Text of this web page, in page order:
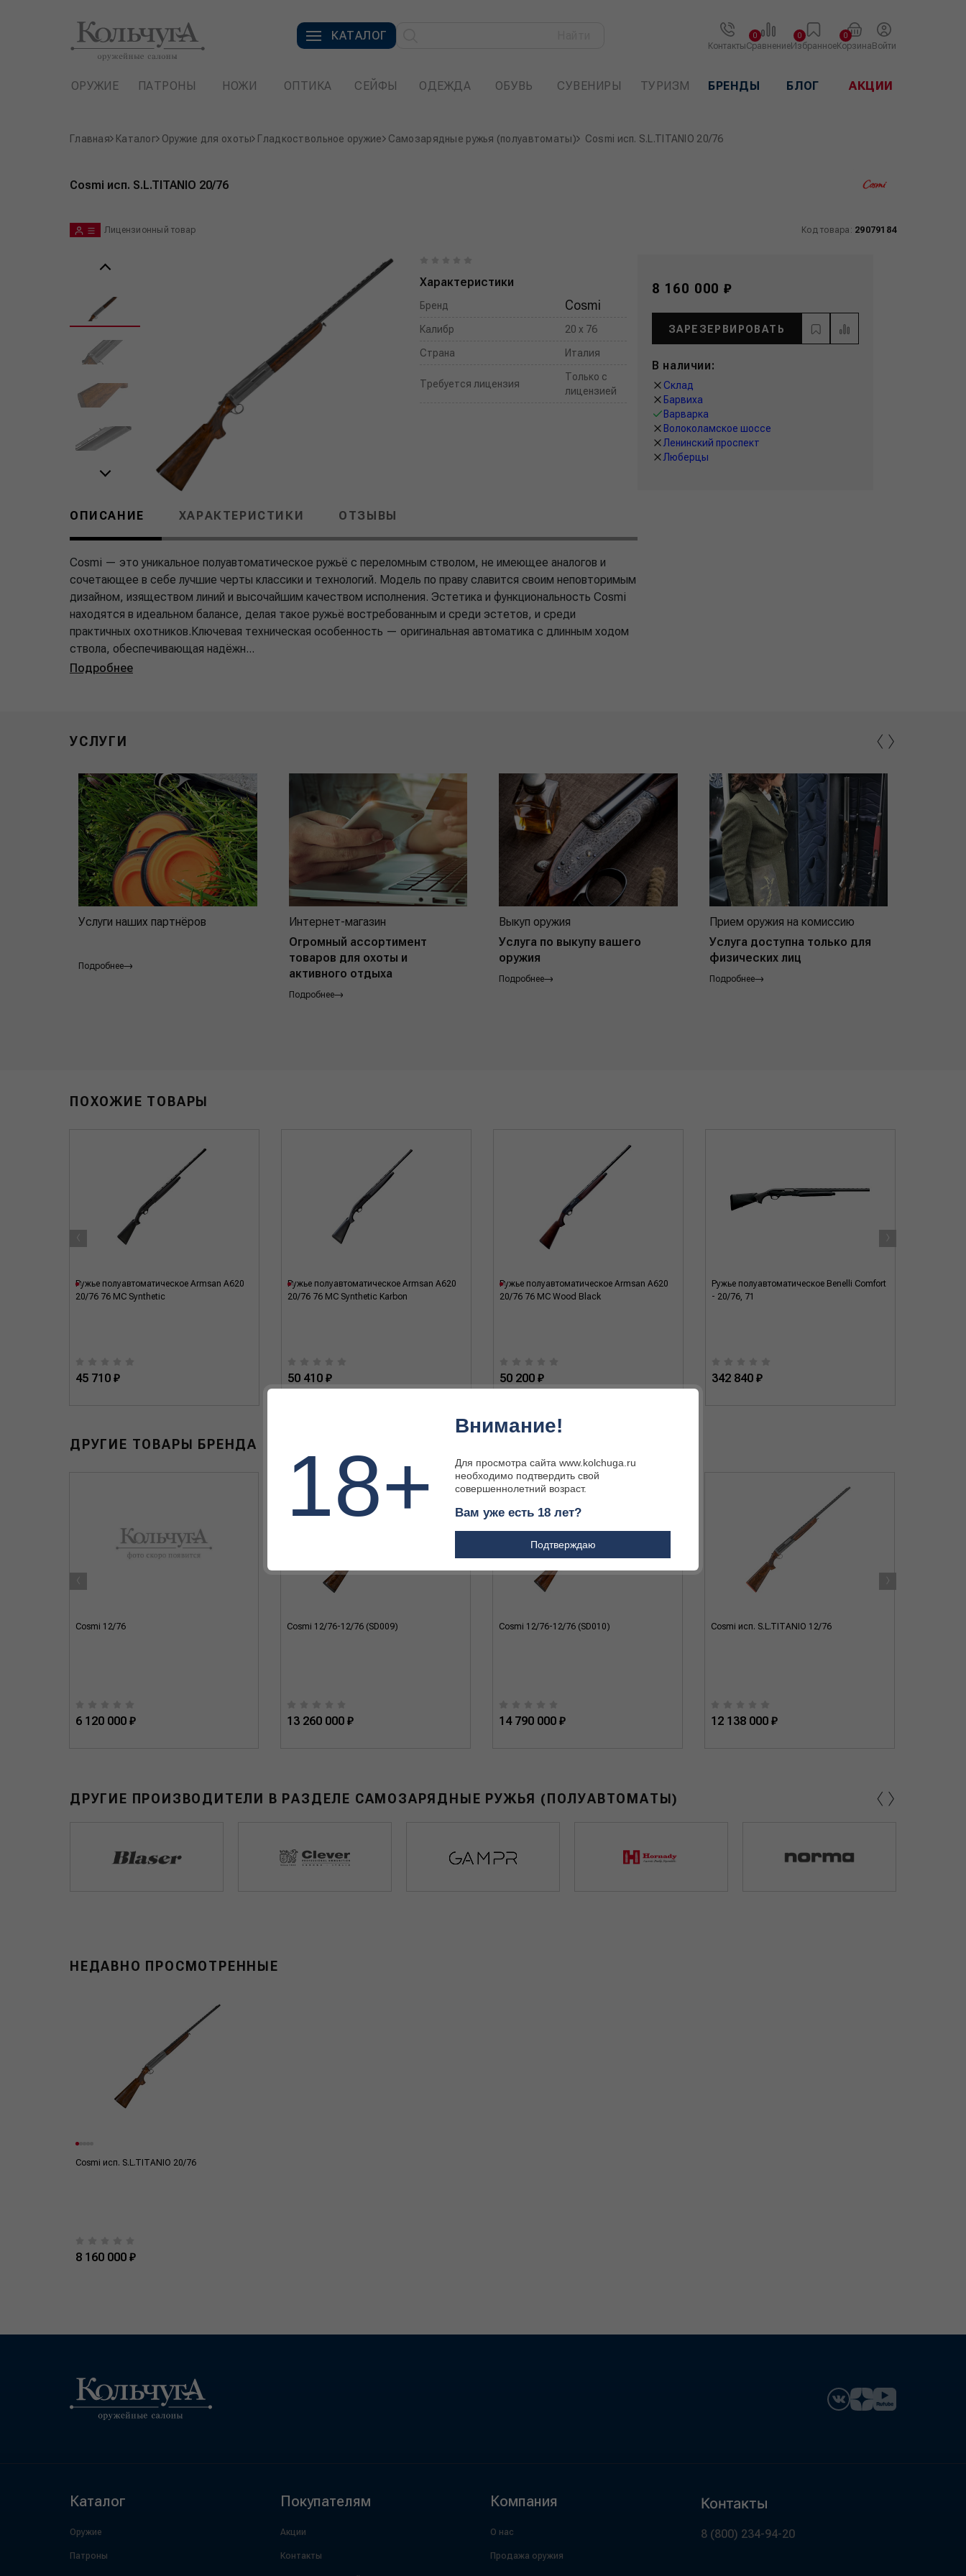
КАТАЛОГ
КонтактыСравнение
0
Избранное
0
Корзина
0
Войти
ОРУЖИЕ ПАТРОНЫ НОЖИ ОПТИКА СЕЙФЫ ОДЕЖДА ОБУВЬ СУВЕНИРЫ ТУРИЗМ БРЕНДЫ БЛОГ АКЦИИ
Главная Каталог Оружие для охоты Гладкоствольное оружие Самозарядные ружья (полуавтоматы) Cosmi исп. S.L.TITANIO 20/76
Cosmi исп. S.L.TITANIO 20/76
Лицензионный товар Код товара: 29079184
Характеристики
Бренд Cosmi
Калибр 20 x 76
Страна Италия
Требуется лицензия
Только с
лицензией
ОПИСАНИЕ ХАРАКТЕРИСТИКИ ОТЗЫВЫ
Cosmi — это уникальное полуавтоматическое ружьё с переломным стволом, не имеющее аналогов и
сочетающее в себе лучшие черты классики и технологий. Модель по праву славится своим неповторимым
дизайном, изяществом линий и высочайшим качеством исполнения. Эстетика и функциональность Cosmi
находятся в идеальном балансе, делая такое ружьё востребованным и среди эстетов, и среди
практичных охотников.Ключевая техническая особенность — оригинальная автоматика с длинным ходом
ствола, обеспечивающая надёжн...
Подробнее
8 160 000 ₽
ЗАРЕЗЕРВИРОВАТЬ
В наличии:
Склад
Барвиха
Варварка
Волоколамское шоссе
Ленинский проспект
Люберцы
УСЛУГИ
Услуги наших партнёров
Подробнее
Интернет-магазин
Огромный ассортимент
товаров для охоты и
активного отдыха
Подробнее
Выкуп оружия
Услуга по выкупу вашего
оружия
Подробнее
Прием оружия на комиссию
Услуга доступна только для
физических лиц
Подробнее
‹›
ПОХОЖИЕ ТОВАРЫ
Ружье полуавтоматическое Armsan A620
20/76 76 MC Synthetic
45 710 ₽
Ружье полуавтоматическое Armsan A620
20/76 76 MC Synthetic Karbon
50 410 ₽
Ружье полуавтоматическое Armsan A620
20/76 76 MC Wood Black
50 200 ₽
Ружье полуавтоматическое Benelli Comfort
- 20/76, 71
342 840 ₽
‹ ›
ДРУГИЕ ТОВАРЫ БРЕНДА
Cosmi 12/76
6 120 000 ₽
Cosmi 12/76-12/76 (SD009)
13 260 000 ₽
Cosmi 12/76-12/76 (SD010)
14 790 000 ₽
Cosmi исп. S.L.TITANIO 12/76
12 138 000 ₽
‹ ›
ДРУГИЕ ПРОИЗВОДИТЕЛИ В РАЗДЕЛЕ САМОЗАРЯДНЫЕ РУЖЬЯ (ПОЛУАВТОМАТЫ) ‹›
НЕДАВНО ПРОСМОТРЕННЫЕ
Cosmi исп. S.L.TITANIO 20/76
8 160 000 ₽
Каталог
Оружие
Патроны
Покупателям
Акции
Контакты
Компания
О нас
Продажа оружия
Контакты
8 (800) 234-94-20
18+
Внимание!
Для просмотра сайта www.kolchuga.ru
необходимо подтвердить свой
совершеннолетний возраст.
Вам уже есть 18 лет?
Подтверждаю